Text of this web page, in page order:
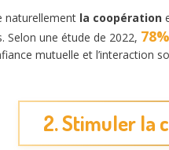
naturellement la coopération
une étude de 2022, 78%
mutuelle et l’interaction
2. Stimuler la